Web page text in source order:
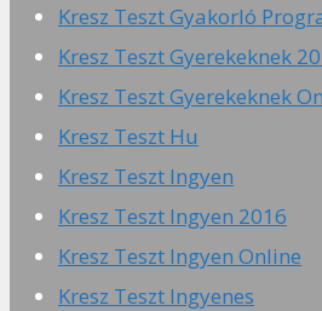
Kresz Teszt Gyakorló
Kresz Teszt Gyerekeknek
Kresz Teszt Gyerekeknek
Kresz Teszt Hu
Kresz Teszt Ingyen
Kresz Teszt Ingyen 2016
Kresz Teszt Ingyen Online
Kresz Teszt Ingyenes